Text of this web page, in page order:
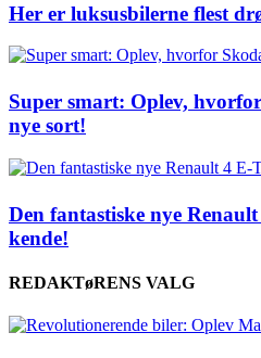
Her er luksusbilerne flest
Super smart: Oplev,
nye sort!
Den fantastiske nye
kende!
REDAKTøRENS VALG